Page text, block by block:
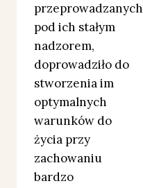
przeprowadzanych
pod ich stałym
nadzorem,
doprowadziło do
stworzenia im
optymalnych
warunków do
życia przy
zachowaniu
bardzo